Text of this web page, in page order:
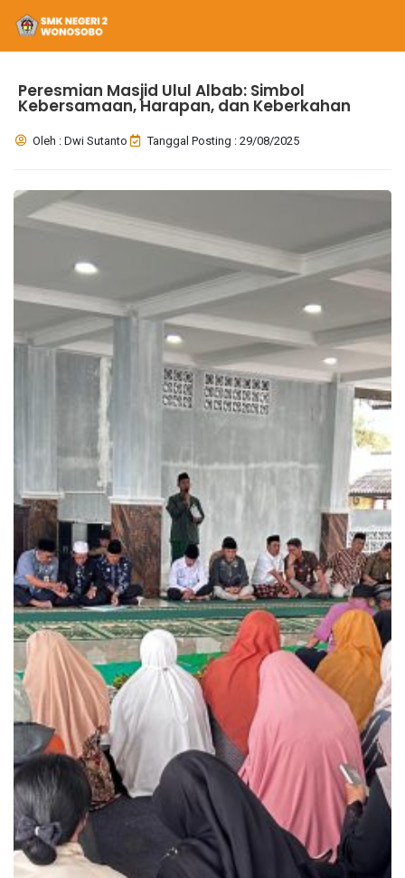
Peresmian Masjid Ulul Albab: Simbol
Kebersamaan, Harapan, dan Keberkahan
Oleh : Dwi Sutanto Tanggal Posting : 29/08/2025